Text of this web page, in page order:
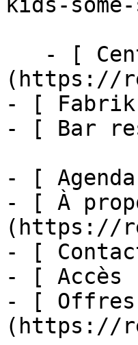
(https://
- [
- [ Bar
- [
- [ À
(https://
- [
- [
- [ Offres
(https://